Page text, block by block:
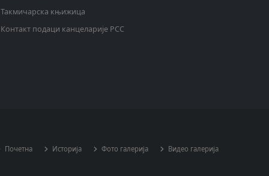
Такмичарска књижица
Контакт подаци канцеларије РСС
Почетна Историја Фото галерија Видео галерија